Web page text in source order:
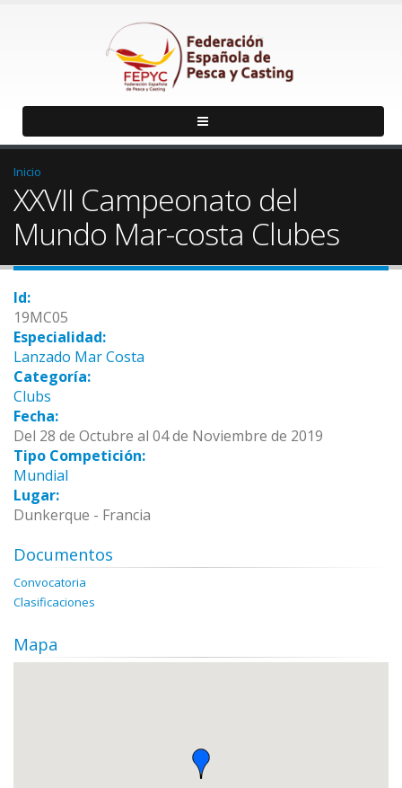
Inicio
XXVII Campeonato del
Mundo Mar-costa Clubes
Id:
19MC05
Especialidad:
Lanzado Mar Costa
Categoría:
Clubs
Fecha:
Del 28 de Octubre al 04 de Noviembre de 2019
Tipo Competición:
Mundial
Lugar:
Dunkerque - Francia
Documentos
Convocatoria
Clasificaciones
Mapa